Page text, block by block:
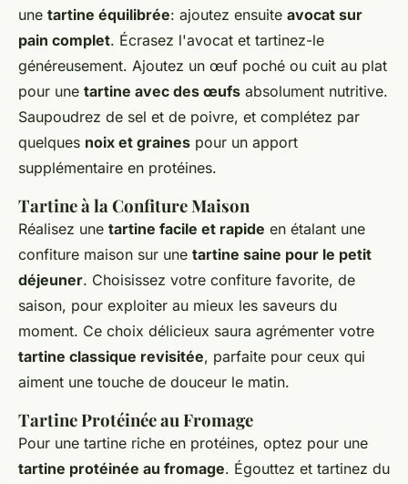
une tartine équilibrée: ajoutez ensuite avocat sur
pain complet. Écrasez l'avocat et tartinez-le
généreusement. Ajoutez un œuf poché ou cuit au plat
pour une tartine avec des œufs absolument nutritive.
Saupoudrez de sel et de poivre, et complétez par
quelques noix et graines pour un apport
supplémentaire en protéines.
Tartine à la Confiture Maison
Réalisez une tartine facile et rapide en étalant une
confiture maison sur une tartine saine pour le petit
déjeuner. Choisissez votre confiture favorite, de
saison, pour exploiter au mieux les saveurs du
moment. Ce choix délicieux saura agrémenter votre
tartine classique revisitée, parfaite pour ceux qui
aiment une touche de douceur le matin.
Tartine Protéinée au Fromage
Pour une tartine riche en protéines, optez pour une
tartine protéinée au fromage. Égouttez et tartinez du